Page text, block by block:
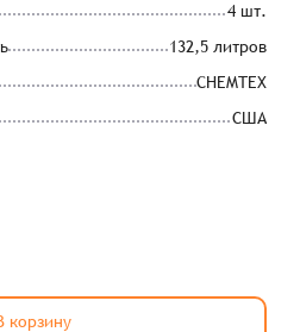
4 шт.
132,5 литров
CHEMTEX
США
корзину